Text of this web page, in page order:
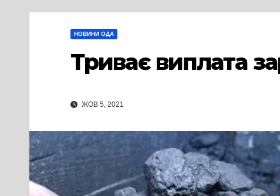
НОВИНИ ОДА
Триває виплата
ЖОВ 5, 2021